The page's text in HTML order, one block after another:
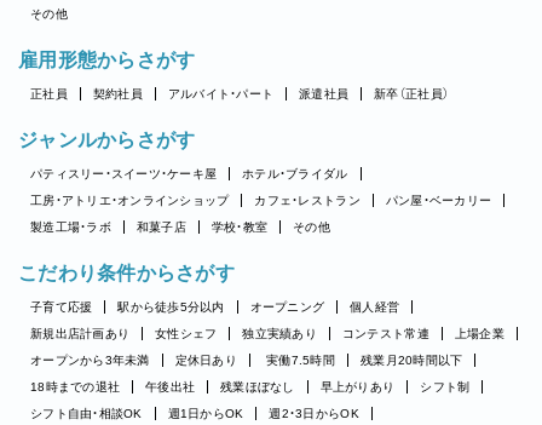
その他
雇用形態からさがす
正社員 契約社員 アルバイト・パート 派遣社員 新卒（正社員）
ジャンルからさがす
パティスリー・スイーツ・ケーキ屋
ホテル・ブライダル
工房・アトリエ・オンラインショップ
カフェ・レストラン
パン屋・ベーカリー
製造工場・ラボ
和菓子店 学校・教室 その他
こだわり条件からさがす
子育て応援 駅から徒歩5分以内 オープニング
個人経営
新規出店計画あり
女性シェフ 独立実績あり コンテスト常連
上場企業
オープンから3年未満
定休日あり 実働7.5時間
残業月20時間以下
18時までの退社
午後出社 残業ほぼなし 早上がりあり
シフト制
シフト自由・相談OK
週1日からOK
週2・3日からOK